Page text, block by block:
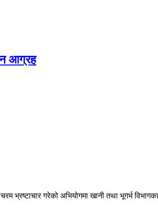
आग्रह
गरेको अभियोगमा खानी तथा भूगर्भ